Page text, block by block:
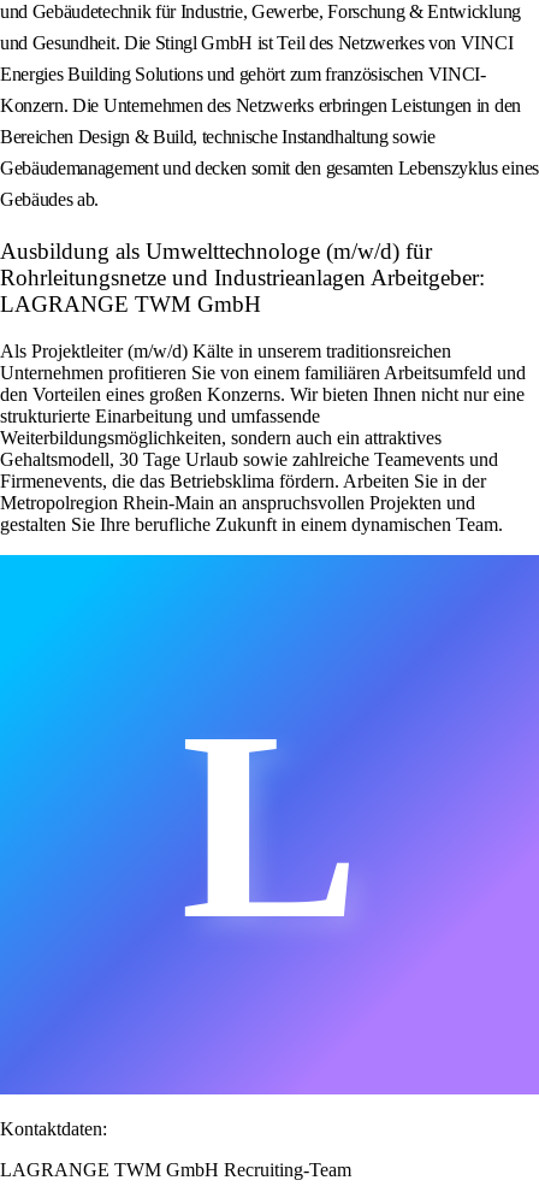
und Gebäudetechnik für Industrie, Gewerbe, Forschung & Entwicklung
und Gesundheit. Die Stingl GmbH ist Teil des Netzwerkes von VINCI
Energies Building Solutions und gehört zum französischen VINCI-
Konzern. Die Unternehmen des Netzwerks erbringen Leistungen in den
Bereichen Design & Build, technische Instandhaltung sowie
Gebäudemanagement und decken somit den gesamten Lebenszyklus eines
Gebäudes ab.
Ausbildung als Umwelttechnologe (m/w/d) für
Rohrleitungsnetze und Industrieanlagen Arbeitgeber:
LAGRANGE TWM GmbH
Als Projektleiter (m/w/d) Kälte in unserem traditionsreichen
Unternehmen profitieren Sie von einem familiären Arbeitsumfeld und
den Vorteilen eines großen Konzerns. Wir bieten Ihnen nicht nur eine
strukturierte Einarbeitung und umfassende
Weiterbildungsmöglichkeiten, sondern auch ein attraktives
Gehaltsmodell, 30 Tage Urlaub sowie zahlreiche Teamevents und
Firmenevents, die das Betriebsklima fördern. Arbeiten Sie in der
Metropolregion Rhein-Main an anspruchsvollen Projekten und
gestalten Sie Ihre berufliche Zukunft in einem dynamischen Team.
L
Kontaktdaten:
LAGRANGE TWM GmbH Recruiting-Team